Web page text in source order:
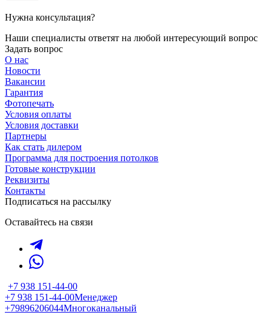
Нужна консультация?
Наши специалисты ответят на любой интересующий вопрос
Задать вопрос
О нас
Новости
Вакансии
Гарантия
Фотопечать
Условия оплаты
Условия доставки
Партнеры
Как стать дилером
Программа для построения потолков
Готовые конструкции
Реквизиты
Контакты
Подписаться на рассылку
Оставайтесь на связи
+7 938 151-44-00
+7 938 151-44-00Менеджер
+79896206044Многоканальный